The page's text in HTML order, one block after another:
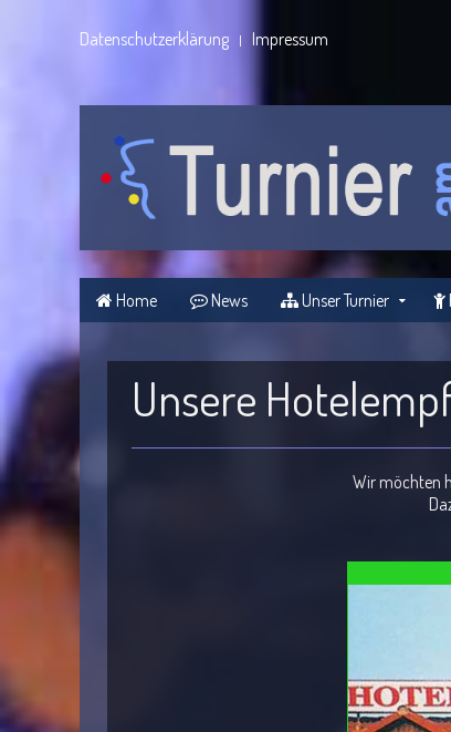
Datenschutzerklärung Impressum
Home News Unser Turnier
Unsere
Wir möchten